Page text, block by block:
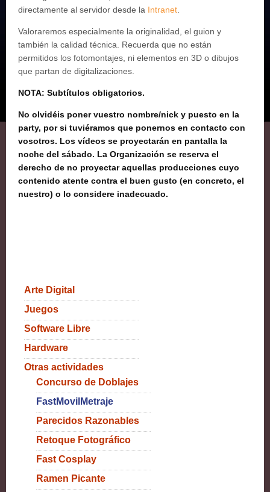
directamente al servidor desde la Intranet
Valoraremos especialmente la originalidad, el guion y
también la calidad técnica. Recuerda que no están
permitidos los fotomontajes, ni elementos en 3D o dibujos
que partan de digitalizaciones.
NOTA: Subtítulos obligatorios.
No olvidéis poner vuestro nombre/nick y puesto en la
party, por si tuviéramos que ponernos en contacto con
vosotros. Los vídeos se proyectarán en pantalla la
noche del sábado. La Organización se reserva el
derecho de no proyectar aquellas producciones cuyo
contenido atente contra el buen gusto (en concreto, el
nuestro) o lo considere inadecuado.
Arte Digital
Juegos
Software Libre
Hardware
Otras actividades
Concurso de Doblajes
FastMovilMetraje
Parecidos Razonables
Retoque Fotográfico
Fast Cosplay
Ramen Picante